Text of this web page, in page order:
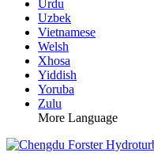
Urdu
Uzbek
Vietnamese
Welsh
Xhosa
Yiddish
Yoruba
Zulu
More Language